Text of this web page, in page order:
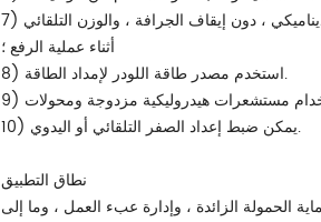
7) استخدام أخذ العينات الديناميكي والخوارزمية الضبابية لتحقيق المعايرة الديناميكية والوزن الديناميكي ، دون إيقاف الجرافة ، والوزن التلقائي
أثناء عملية الرفع ؛
8) استخدم مصدر طاقة اللودر لإمداد الطاقة.
10) يمكن ضبط إعداد الصفر التلقائي أو اليدوي.
نطاق التطبيق
الحمولة الزائدة ، وإدارة عبء العمل ، وما إلى